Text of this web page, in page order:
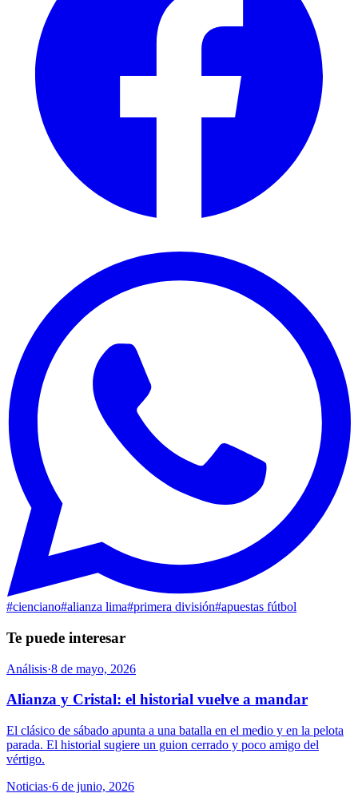
#cienciano#alianza lima#primera división#apuestas fútbol
Te puede interesar
Análisis·8 de mayo, 2026
Alianza y Cristal: el historial vuelve a mandar
El clásico de sábado apunta a una batalla en el medio y en la pelota
parada. El historial sugiere un guion cerrado y poco amigo del
vértigo.
Noticias·6 de junio, 2026